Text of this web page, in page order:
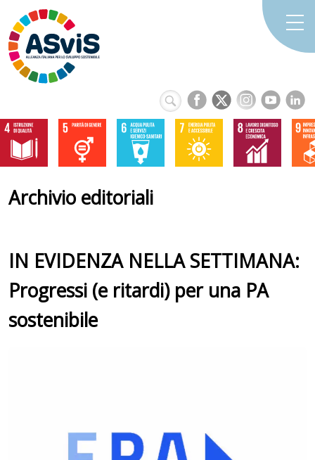
Archivio editoriali
IN EVIDENZA NELLA SETTIMANA:
Progressi (e ritardi) per una PA
sostenibile